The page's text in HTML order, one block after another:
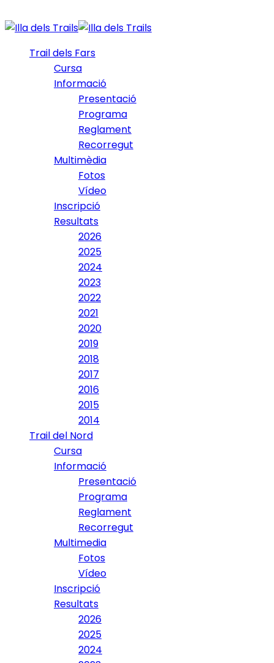
Trail dels Fars
Cursa
Informació
Presentació
Programa
Reglament
Recorregut
Multimèdia
Fotos
Vídeo
Inscripció
Resultats
2026
2025
2024
2023
2022
2021
2020
2019
2018
2017
2016
2015
2014
Trail del Nord
Cursa
Informació
Presentació
Programa
Reglament
Recorregut
Multimedia
Fotos
Vídeo
Inscripció
Resultats
2026
2025
2024